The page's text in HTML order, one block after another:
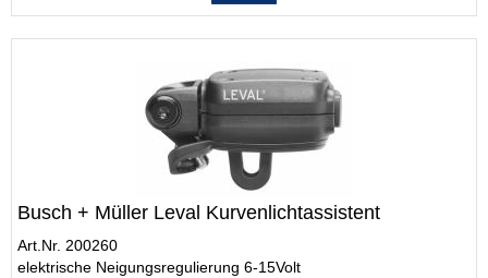
Busch + Müller Leval Kurvenlichtassistent
Art.Nr. 200260
elektrische Neigungsregulierung 6-15Volt